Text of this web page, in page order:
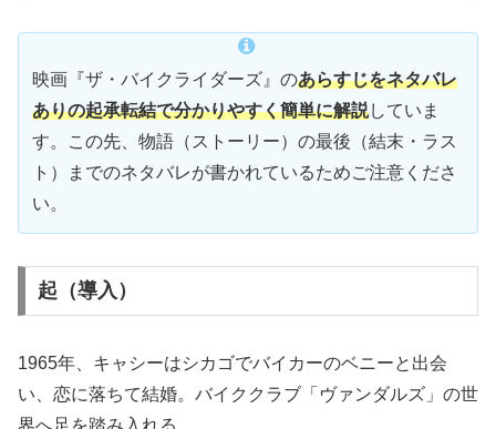
映画『ザ・バイクライダーズ』のあらすじをネタバレ
ありの起承転結で分かりやすく簡単に解説していま
す。この先、物語（ストーリー）の最後（結末・ラス
ト）までのネタバレが書かれているためご注意くださ
い。
起（導入）
1965年、キャシーはシカゴでバイカーのベニーと出会
い、恋に落ちて結婚。バイククラブ「ヴァンダルズ」の世